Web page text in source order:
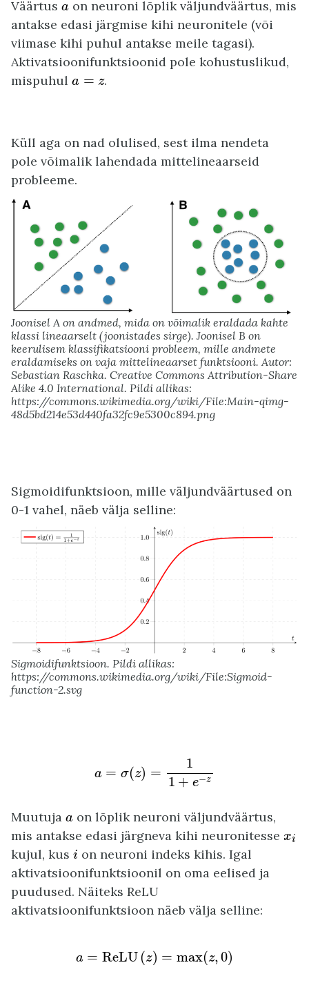
Väärtus a
a on neuroni lõplik väljundväärtus, mis
antakse edasi järgmise kihi neuronitele (või
viimase kihi puhul antakse meile tagasi).
Aktivatsioonifunktsioonid pole kohustuslikud,
mispuhul a = z
a =z .
Küll aga on nad olulised, sest ilma nendeta
pole võimalik lahendada mittelineaarseid
probleeme.
Joonisel A on andmed, mida on võimalik eraldada kahte
klassi lineaarselt (joonistades sirge). Joonisel B on
keerulisem klassifikatsiooni probleem, mille andmete
eraldamiseks on vaja mittelineaarset funktsiooni. Autor:
Sebastian Raschka. Creative Commons Attribution-Share
Alike 4.0 International. Pildi allikas:
https://commons.wikimedia.org/wiki/File:Main-qimg-
48d5bd214e53d440fa32fc9e5300c894.png
Sigmoidifunktsioon, mille väljundväärtused on
0-1 vahel, näeb välja selline:
Sigmoidifunktsioon. Pildi allikas:
https://commons.wikimedia.org/wiki/File:Sigmoid-
function-2.svg
a = σ(z) =
1
1 + e−z
−z
Muutuja a
a on lõplik neuroni väljundväärtus,
mis antakse edasi järgneva kihi neuronitesse x
xi
i
kujul, kus i
i on neuroni indeks kihis. Igal
aktivatsioonifunktsioonil on oma eelised ja
puudused. Näiteks ReLU
aktivatsioonifunktsioon näeb välja selline:
a = ReLU (z) = max(z,0)
=ReLU(z) max(z,0)